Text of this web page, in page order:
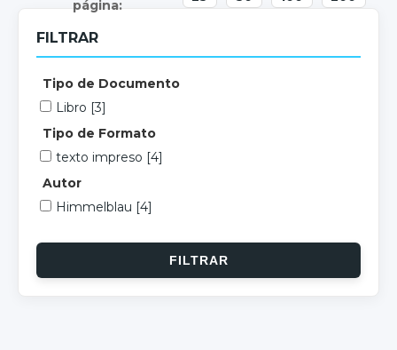
FILTRAR
Tipo de Documento
Libro [3]
Tipo de Formato
texto impreso [4]
Autor
Himmelblau [4]